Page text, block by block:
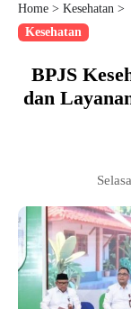
Home > Kesehatan >
Kesehatan
BPJS
dan